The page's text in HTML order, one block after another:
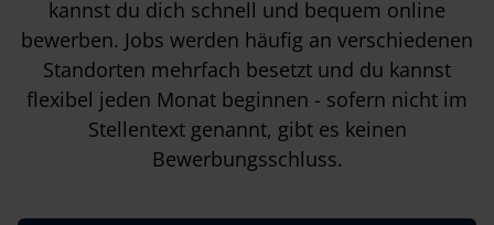
kannst du dich schnell und bequem online
bewerben. Jobs werden häufig an verschiedenen
Standorten mehrfach besetzt und du kannst
flexibel jeden Monat beginnen - sofern nicht im
Stellentext genannt, gibt es keinen
Bewerbungsschluss.